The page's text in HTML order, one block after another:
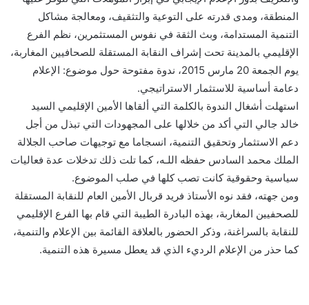
المنطقة، ومدى قدرته على التوعية والتثقيف، ومعالجة مشاكل
التنمية المستدامة، وبث الثقة في نفوس المستثمرين، نظم الفرع
الإقليمي بالمدينة تحت إشراف النقابة المستقلة للصحافيين المغاربة،
يوم الجمعة 20 مارس 2015، ندوة مفتوحة حول موضوع: الإعلام
دعامة أساسية للاستثمار الاستراتيجي.
استهلت أشغال الندوة بالكلمة التي ألقاها الأمين الإقليمي السيد
خالد جالي التي أكد من خلالها على المجهودات التي تبذل من أجل
دعم الاستثمار وتحقيق التنمية، انسجاما مع توجيهات صاحب الجلالة
الملك محمد السادس حفظه اللـه، كما تلت ذلك تدخلات عدة فعاليات
سياسية وحقوقية كانت تصب كلها في صلب الموضوع.
ومن جهته، فقد نوه الأستاذ فريد قربال الأمين العام للنقابة المستقلة
للصحفيين المغاربة، بهذه البادرة الطيبة التي قام بها الفرع الإقليمي
للنقابة بالسراغنة، وذكر الحضور بالعلاقة القائمة بين الإعلام والتنمية،
كما حذر من الإعلام الرديء الذي قد يعطل مسيرة هذه التنمية.